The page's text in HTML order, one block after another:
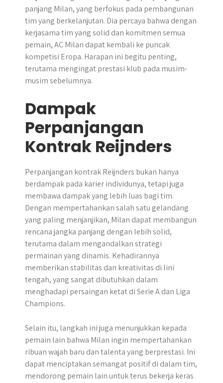
panjang Milan, yang berfokus pada pembangunan
tim yang berkelanjutan. Dia percaya bahwa dengan
kerjasama tim yang solid dan komitmen semua
pemain, AC Milan dapat kembali ke puncak
kompetisi Eropa. Harapan ini begitu penting,
terutama mengingat prestasi klub pada musim-
musim sebelumnya.
Dampak
Perpanjangan
Kontrak Reijnders
Perpanjangan kontrak Reijnders bukan hanya
berdampak pada karier individunya, tetapi juga
membawa dampak yang lebih luas bagi tim.
Dengan mempertahankan salah satu gelandang
yang paling menjanjikan, Milan dapat membangun
rencana jangka panjang dengan lebih solid,
terutama dalam mengandalkan strategi
permainan yang dinamis. Kehadirannya
memberikan stabilitas dan kreativitas di lini
tengah, yang sangat dibutuhkan dalam
menghadapi persaingan ketat di Serie A dan Liga
Champions.
Selain itu, langkah ini juga menunjukkan kepada
pemain lain bahwa Milan ingin mempertahankan
ribuan wajah baru dan talenta yang berprestasi. Ini
dapat menciptakan semangat positif di dalam tim,
mendorong pemain lain untuk terus bekerja keras